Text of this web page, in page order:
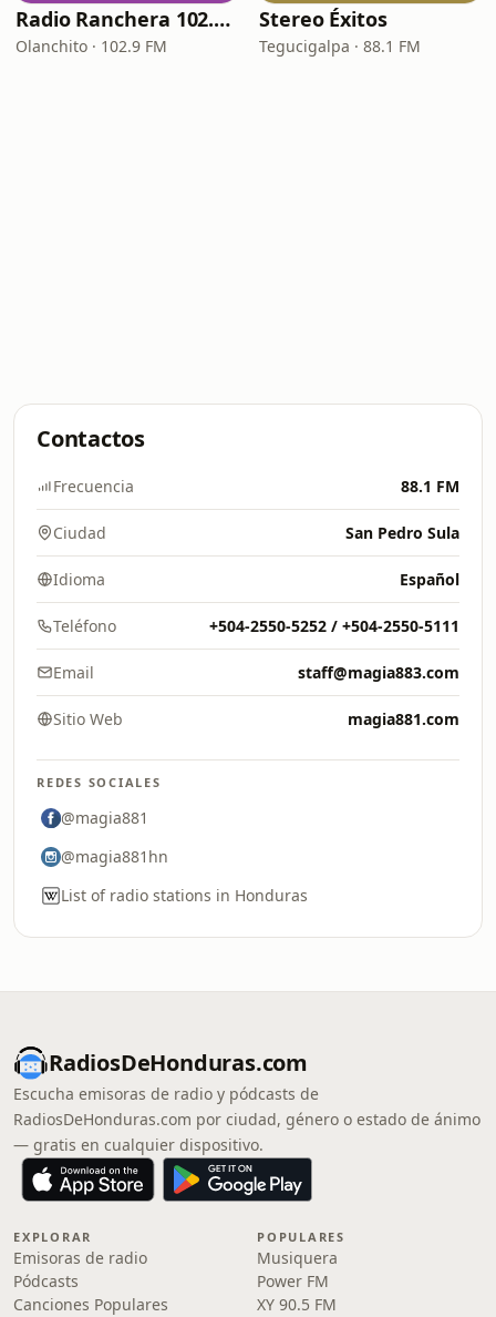
Radio Ranchera 102.9 FM
Olanchito · 102.9 FM
Stereo Éxitos
Tegucigalpa · 88.1 FM
Contactos
Frecuencia 88.1 FM
Ciudad San Pedro Sula
Idioma Español
Teléfono +504-2550-5252 / +504-2550-5111
Email staff@magia883.com
Sitio Web magia881.com
REDES SOCIALES
@magia881
@magia881hn
List of radio stations in Honduras
RadiosDeHonduras.com
Escucha emisoras de radio y pódcasts de
RadiosDeHonduras.com por ciudad, género o estado de ánimo
— gratis en cualquier dispositivo.
EXPLORAR
Emisoras de radio
Pódcasts
Canciones Populares
POPULARES
Musiquera
Power FM
XY 90.5 FM